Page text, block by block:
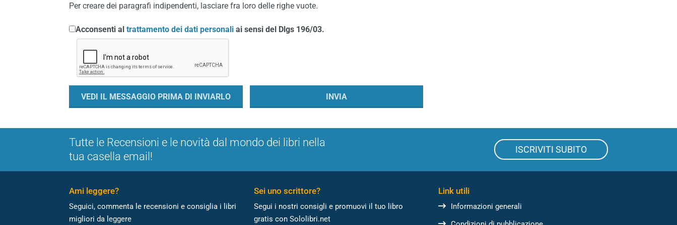
Per creare dei paragrafi indipendenti, lasciare fra loro delle righe vuote.
Acconsenti al trattamento dei dati personali ai sensi del Dlgs 196/03.
Tutte le Recensioni e le novità dal mondo dei libri nella
tua casella email!
ISCRIVITI SUBITO
Ami leggere?
Seguici, commenta le recensioni e consiglia i libri
migliori da leggere
Sei uno scrittore?
Segui i nostri consigli e promuovi il tuo libro
gratis con Sololibri.net
Link utili
Informazioni generali